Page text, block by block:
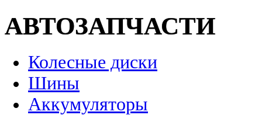
АВТОЗАПЧАСТИ
Колесные диски
Шины
Аккумуляторы